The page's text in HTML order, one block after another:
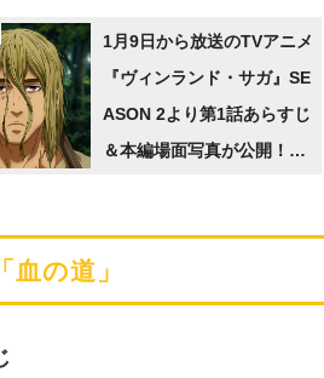
たちは、オルマルに「殺し
の経験」を積ませようとす
る
1月9日から放送のTVアニメ
『ヴィンランド・サガ』SE
ASON 2より第1話あらすじ
＆本編場面写真が公開！
血の道」